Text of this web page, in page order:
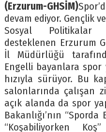
(Erzurum-GHSİM)
devam ediyor. Gençlik
Sosyal Politikalar
desteklenen Erzurum
İl Müdürlüğü
Engelli bayanlara
hızıyla sürüyor. Bu
salonlarında çalışan
açık alanda da spor
Bakanlığı’nın
“Koşabiliyorken